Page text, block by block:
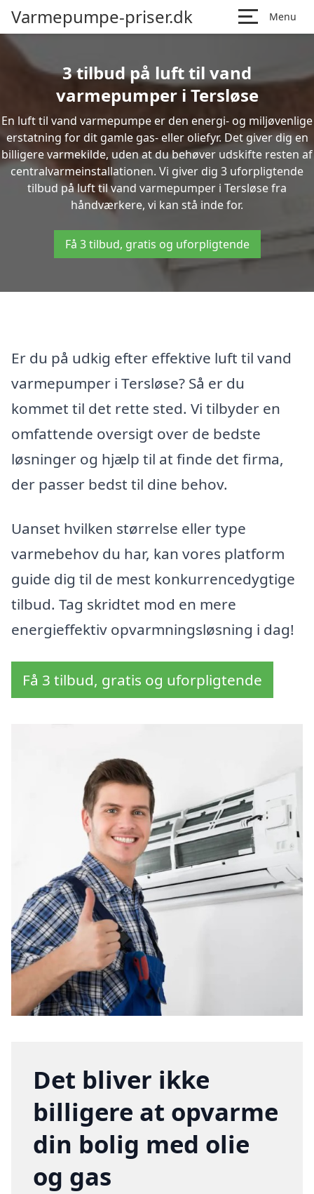
Varmepumpe-priser.dk Menu
3 tilbud på luft til vand
varmepumper i Tersløse
En luft til vand varmepumpe er den energi- og miljøvenlige
erstatning for dit gamle gas- eller oliefyr. Det giver dig en
billigere varmekilde, uden at du behøver udskifte resten af
centralvarmeinstallationen. Vi giver dig 3 uforpligtende
tilbud på luft til vand varmepumper i Tersløse fra
håndværkere, vi kan stå inde for.
Få 3 tilbud, gratis og uforpligtende
Er du på udkig efter effektive luft til vand
varmepumper i Tersløse? Så er du
kommet til det rette sted. Vi tilbyder en
omfattende oversigt over de bedste
løsninger og hjælp til at finde det firma,
der passer bedst til dine behov.
Uanset hvilken størrelse eller type
varmebehov du har, kan vores platform
guide dig til de mest konkurrencedygtige
tilbud. Tag skridtet mod en mere
energieffektiv opvarmningsløsning i dag!
Få 3 tilbud, gratis og uforpligtende
Det bliver ikke
billigere at opvarme
din bolig med olie
og gas